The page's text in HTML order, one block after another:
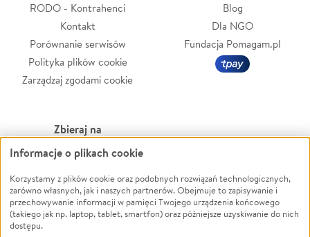
RODO - Kontrahenci
Kontakt
Porównanie serwisów
Polityka plików cookie
Zarządzaj zgodami cookie
Blog
Dla NGO
Fundacja Pomagam.pl
Zbieraj na
Leczenie
Zwierzęta
Pożar
Ukraina
Powódź
Wichura
NGO
Informacje o plikach cookie
Korzystamy z plików cookie oraz podobnych rozwiązań technologicznych,
zarówno własnych, jak i naszych partnerów. Obejmuje to zapisywanie i
przechowywanie informacji w pamięci Twojego urządzenia końcowego
(takiego jak np. laptop, tablet, smartfon) oraz późniejsze uzyskiwanie do nich
dostępu.